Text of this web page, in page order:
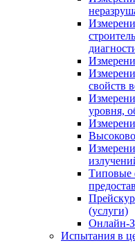
свойств
уровня,
Типовые
(услуги)
Онлайн-
Испытания в